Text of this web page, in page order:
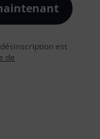
est
de